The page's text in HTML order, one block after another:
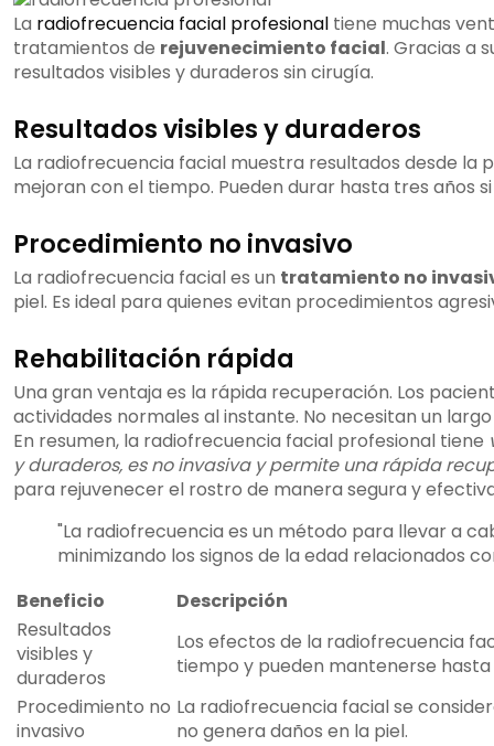
La radiofrecuencia facial profesional tiene muchas
tratamientos de rejuvenecimiento facial. Gracias a
resultados visibles y duraderos sin cirugía.
Resultados visibles y duraderos
La radiofrecuencia facial muestra resultados desde la
mejoran con el tiempo. Pueden durar hasta tres años
Procedimiento no invasivo
La radiofrecuencia facial es un tratamiento no
piel. Es ideal para quienes evitan procedimientos
Rehabilitación rápida
Una gran ventaja es la rápida recuperación. Los
actividades normales al instante. No necesitan un
En resumen, la radiofrecuencia facial profesional tiene
y duraderos, es no invasiva y permite una rápida
para rejuvenecer el rostro de manera segura y
"La radiofrecuencia es un método para llevar a
minimizando los signos de la edad relacionados
Beneficio
Descripción
Resultados
visibles y
duraderos
Los efectos de la radiofrecuencia
tiempo y pueden mantenerse
Procedimiento no
invasivo
La radiofrecuencia facial se
no genera daños en la piel.